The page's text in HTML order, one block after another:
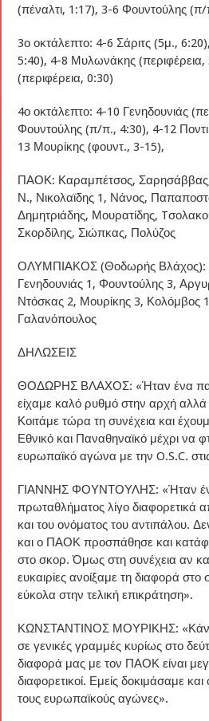
(πέναλτι, 1:17), 3-6 Φουντούλης
3ο οκτάλεπτο: 4-6 Σάριτς (5μ.,
5:40), 4-8 Μυλωνάκης
(περιφέρεια, 0:30)
4ο οκτάλεπτο: 4-10 Γενηδουνιάς
Φουντούλης (π/π., 4:30), 4-12
13 Μουρίκης (φουντ., 3-15),
ΠΑΟΚ: Καραμπέτσος, Σαρησάββας,
Ν., Νικολαϊδης 1, Νάνος,
Δημητριάδης, Μουρατίδης,
Σκορδίλης, Σιώπκας, Πολύζος
ΟΛΥΜΠΙΑΚΟΣ (Θοδωρής Βλάχος):
Γενηδουνιάς 1, Φουντούλης 3,
Ντόσκας 2, Μουρίκης 3, Κολόμβος
Γαλανόπουλος
ΔΗΛΩΣΕΙΣ
ΘΟΔΩΡΗΣ ΒΛΑΧΟΣ: «Ήταν ένα
είχαμε καλό ρυθμό στην αρχή
Κοιτάμε τώρα τη συνέχεια και
Εθνικό και Παναθηναϊκό μέχρι να
ευρωπαϊκό αγώνα με την O.S.C.
ΓΙΑΝΝΗΣ ΦΟΥΝΤΟΥΛΗΣ: «Ήταν ένα
πρωταθλήματος λίγο διαφορετικά
και του ονόματος του αντιπάλου.
και ο ΠΑΟΚ προσπάθησε και
στο σκορ. Όμως στη συνέχεια αν
ευκαιρίες ανοίξαμε τη διαφορά
εύκολα στην τελική επικράτηση».
ΚΩΝΣΤΑΝΤΙΝΟΣ ΜΟΥΡΙΚΗΣ:
σε γενικές γραμμές κυρίως στο
διαφορά μας με τον ΠΑΟΚ είναι
διαφορετικοί. Εμείς δοκιμάσαμε
τους ευρωπαϊκούς αγώνες».